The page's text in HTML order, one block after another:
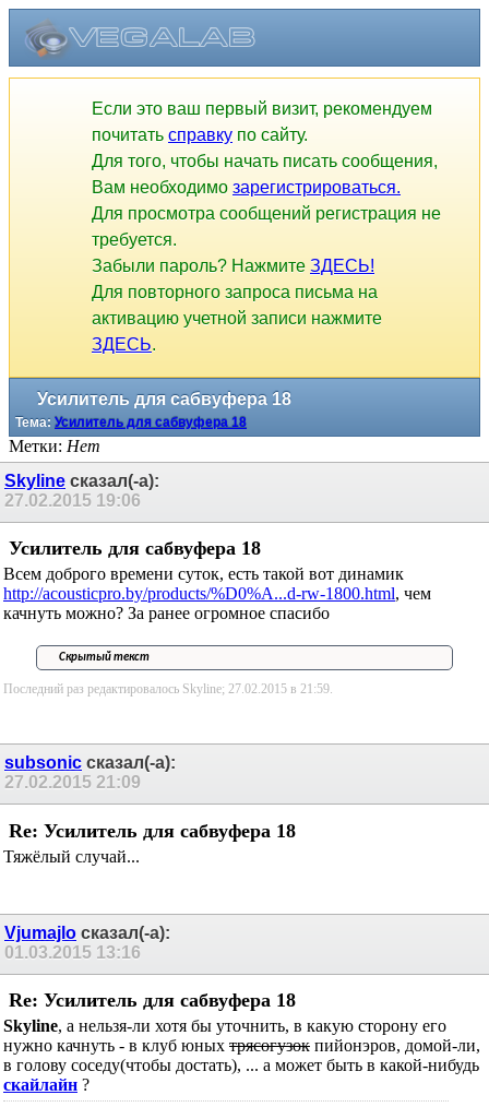
Если это ваш первый визит, рекомендуем
почитать справку по сайту.
Для того, чтобы начать писать сообщения,
Вам необходимо зарегистрироваться.
Для просмотра сообщений регистрация не
требуется.
Забыли пароль? Нажмите ЗДЕСЬ!
Для повторного запроса письма на
активацию учетной записи нажмите
ЗДЕСЬ.
Усилитель для сабвуфера 18
Тема: Усилитель для сабвуфера 18
Метки: Нет
Skyline сказал(-а):
27.02.2015 19:06
Усилитель для сабвуфера 18
Всем доброго времени суток, есть такой вот динамик
http://acousticpro.by/products/%D0%A...d-rw-1800.html, чем
качнуть можно? За ранее огромное спасибо
Скрытый текст
Последний раз редактировалось Skyline; 27.02.2015 в
subsonicсказал(-а):
27.02.2015 21:09
Re: Усилитель для сабвуфера 18
Тяжёлый случай...
Vjumajloсказал(-а):
01.03.2015 13:16
Re: Усилитель для сабвуфера 18
Skyline, а нельзя-ли хотя бы уточнить, в какую сторону его
нужно качнуть - в клуб юных трясогузок пийонэров, домой-ли,
в голову соседу(чтобы достать), ... а может быть в какой-нибудь
скайлайн?